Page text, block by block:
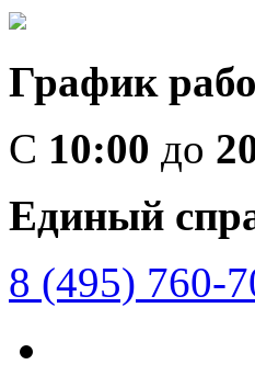
График
C 10:00 до
Единый
8 (495) 760-